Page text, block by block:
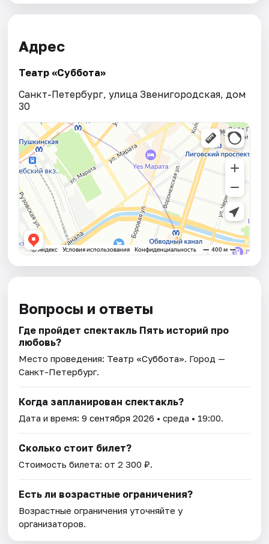
Адрес
Театр «Суббота»
Санкт-Петербург, улица Звенигородская, дом
30
Вопросы и ответы
Где пройдет спектакль Пять историй про
любовь?
Место проведения: Театр «Суббота». Город —
Санкт-Петербург.
Когда запланирован спектакль?
Дата и время:9 сентября 2026 • среда • 19:00.
Сколько стоит билет?
Стоимость билета: от 2 300 ₽.
Есть ли возрастные ограничения?
Возрастные ограничения уточняйте у
организаторов.